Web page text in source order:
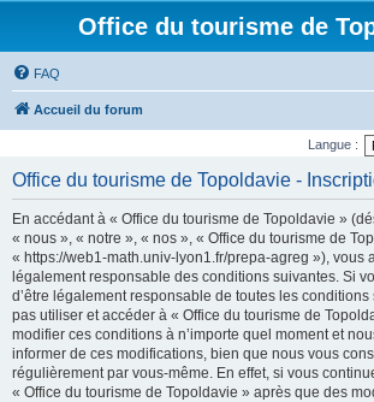
Office du tourisme de
FAQ
Accueil du forum
Langue :
Office du tourisme de Topoldavie -
En accédant à « Office du tourisme de Topoldavie »
« nous », « notre », « nos », « Office du tourisme de
« https://web1-math.univ-lyon1.fr/prepa-agreg »), vous
légalement responsable des conditions suivantes. Si
d’être légalement responsable de toutes les
pas utiliser et accéder à « Office du tourisme de
modifier ces conditions à n’importe quel moment et
informer de ces modifications, bien que nous vous
régulièrement par vous-même. En effet, si vous
« Office du tourisme de Topoldavie » après que des